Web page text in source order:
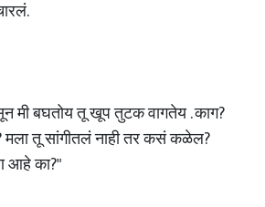
मी बघतोय तू खूप तुटक वागतेय . काग?
तू सांगीतलं नाही तर कसं कळेल?
आहे का?"